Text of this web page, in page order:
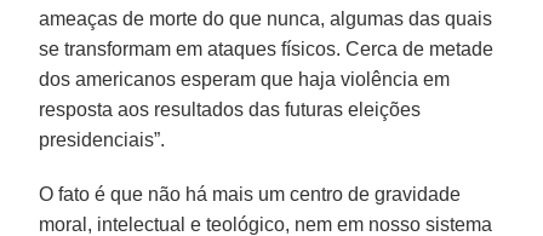
ameaças de morte do que nunca, algumas das quais
se transformam em ataques físicos. Cerca de metade
dos americanos esperam que haja violência em
resposta aos resultados das futuras eleições
presidenciais”.
O fato é que não há mais um centro de gravidade
moral, intelectual e teológico, nem em nosso sistema